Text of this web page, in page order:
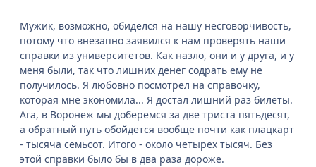
Мужик, возможно, обиделся на нашу несговорчивость,
потому что внезапно заявился к нам проверять наши
справки из университетов. Как назло, они и у друга, и у
меня были, так что лишних денег содрать ему не
получилось. Я любовно посмотрел на справочку,
которая мне экономила... Я достал лишний раз билеты.
Ага, в Воронеж мы доберемся за две триста пятьдесят,
а обратный путь обойдется вообще почти как плацкарт
- тысяча семьсот. Итого - около четырех тысяч. Без
этой справки было бы в два раза дороже.